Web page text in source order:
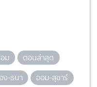
ม
ตอนล่าสุด
ง-ธนา
ออม-สุชาร์